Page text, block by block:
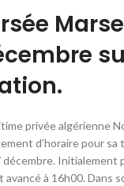
privée algérienne
d’horaire pour sa
Initialement
à 16h00. Dans